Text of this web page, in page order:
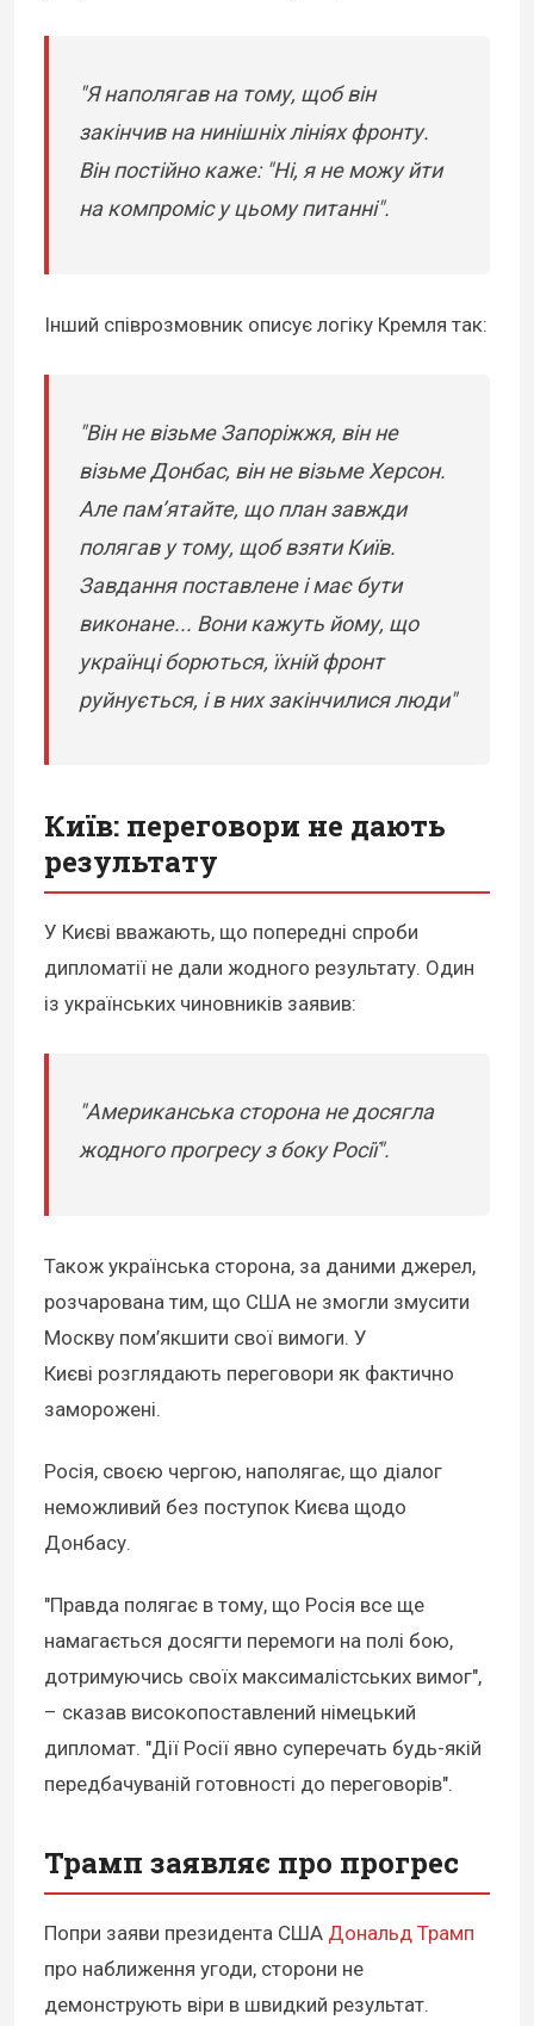
"Я наполягав на тому, щоб він
закінчив на нинішніх лініях фронту.
Він постійно каже: "Ні, я не можу йти
на компроміс у цьому питанні".
Інший співрозмовник описує логіку Кремля так:
"Він не візьме Запоріжжя, він не
візьме Донбас, він не візьме Херсон.
Але пам’ятайте, що план завжди
полягав у тому, щоб взяти Київ.
Завдання поставлене і має бути
виконане... Вони кажуть йому, що
українці борються, їхній фронт
руйнується, і в них закінчилися люди"
Київ: переговори не дають
результату
У Києві вважають, що попередні спроби
дипломатії не дали жодного результату. Один
із українських чиновників заявив:
"Американська сторона не досягла
жодного прогресу з боку Росії".
Також українська сторона, за даними джерел,
розчарована тим, що США не змогли змусити
Москву пом’якшити свої вимоги. У
Києві розглядають переговори як фактично
заморожені.
Росія, своєю чергою, наполягає, що діалог
неможливий без поступок Києва щодо
Донбасу.
"Правда полягає в тому, що Росія все ще
намагається досягти перемоги на полі бою,
дотримуючись своїх максималістських вимог",
– сказав високопоставлений німецький
дипломат. "Дії Росії явно суперечать будь-якій
передбачуваній готовності до переговорів".
Трамп заявляє про прогрес
Попри заяви президента США Дональд Трамп
про наближення угоди, сторони не
демонструють віри в швидкий результат.